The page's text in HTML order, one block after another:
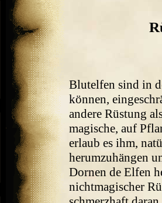
Blutelfen sind in
können,
andere Rüstung
magische, auf
erlaub es ihm,
herumzuhängen
Dornen de Elfen
nichtmagischer